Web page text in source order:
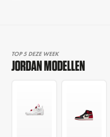
TOP 5 DEZE WEEK
JORDAN MODELLEN